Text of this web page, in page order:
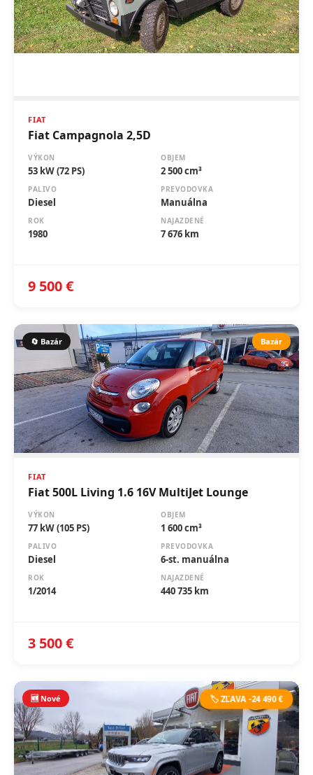
FIAT
Fiat Campagnola 2,5D
VÝKON
53 kW (72 PS)
OBJEM
2 500 cm³
PALIVO
Diesel
PREVODOVKA
Manuálna
ROK
1980
NAJAZDENÉ
7 676 km
9 500 €
🔄 Bazár Bazár
FIAT
Fiat 500L Living 1.6 16V MultiJet Lounge
VÝKON
77 kW (105 PS)
OBJEM
1 600 cm³
PALIVO
Diesel
PREVODOVKA
6-st. manuálna
ROK
1/2014
NAJAZDENÉ
440 735 km
3 500 €
🆕 Nové 🏷️ ZĽAVA -24 490 €